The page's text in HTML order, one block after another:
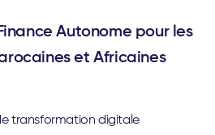
Autonome pour les
et Africaines
transformation digitale